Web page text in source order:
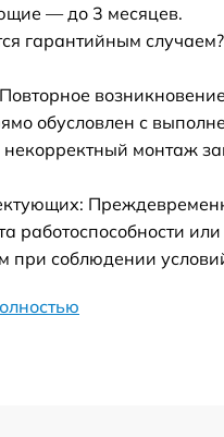
— до 3 месяцев.
гарантийным случаем?
обусловлен с
монтаж
работоспособности
при соблюдении